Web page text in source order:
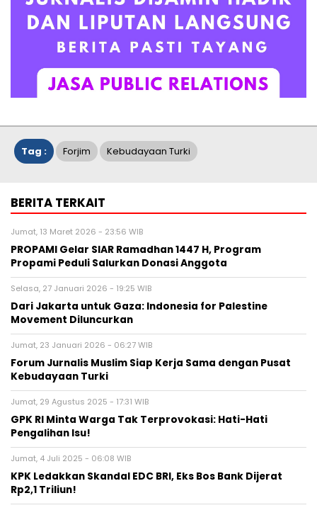
Tag : Forjim Kebudayaan Turki
BERITA TERKAIT
Jumat, 13 Maret 2026 - 23:56 WIB
PROPAMI Gelar SIAR Ramadhan 1447 H, Program
Propami Peduli Salurkan Donasi Anggota
Selasa, 27 Januari 2026 - 19:25 WIB
Dari Jakarta untuk Gaza: Indonesia for Palestine
Movement Diluncurkan
Jumat, 23 Januari 2026 - 06:27 WIB
Forum Jurnalis Muslim Siap Kerja Sama dengan Pusat
Kebudayaan Turki
Jumat, 29 Agustus 2025 - 17:31 WIB
GPK RI Minta Warga Tak Terprovokasi: Hati-Hati
Pengalihan Isu!
Jumat, 4 Juli 2025 - 06:08 WIB
KPK Ledakkan Skandal EDC BRI, Eks Bos Bank Dijerat
Rp2,1 Triliun!